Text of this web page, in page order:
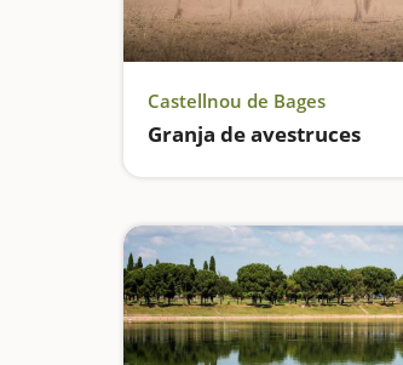
Castellnou de Bages
Granja de avestruces